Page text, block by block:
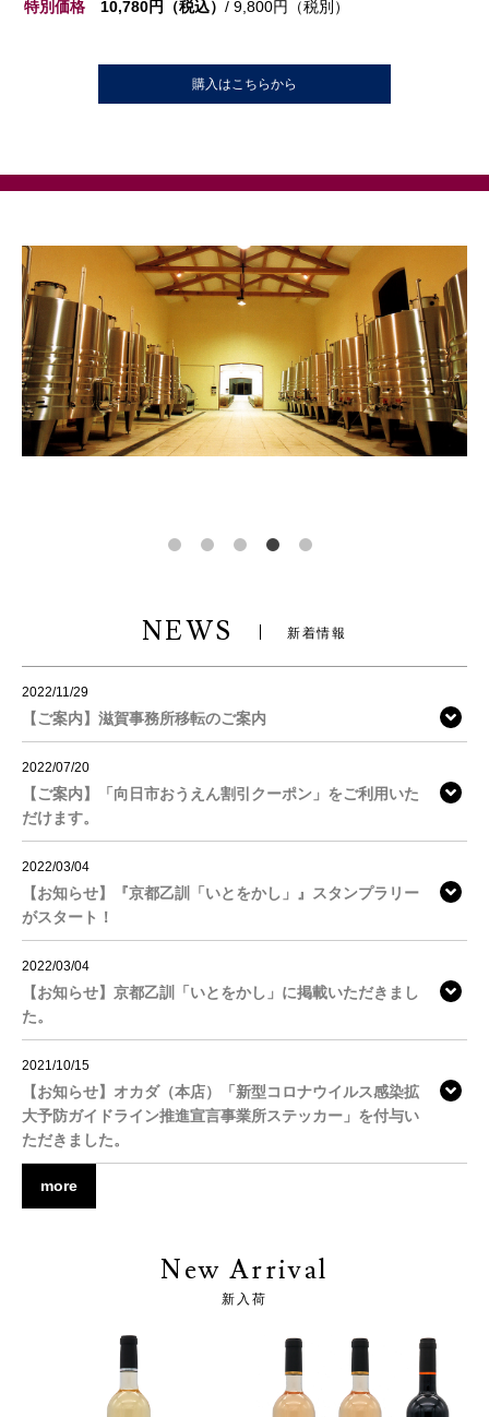
特別価格 10,780円（税込）/ 9,800円（税別）
購入はこちらから
NEWS 新着情報
2022/11/29
【ご案内】滋賀事務所移転のご案内
2022/07/20
【ご案内】「向日市おうえん割引クーポン」をご利用いた
だけます。
2022/03/04
【お知らせ】『京都乙訓「いとをかし」』スタンプラリー
がスタート！
2022/03/04
【お知らせ】京都乙訓「いとをかし」に掲載いただきまし
た。
2021/10/15
【お知らせ】オカダ（本店）「新型コロナウイルス感染拡
大予防ガイドライン推進宣言事業所ステッカー」を付与い
ただきました。
more
New Arrival
新入荷